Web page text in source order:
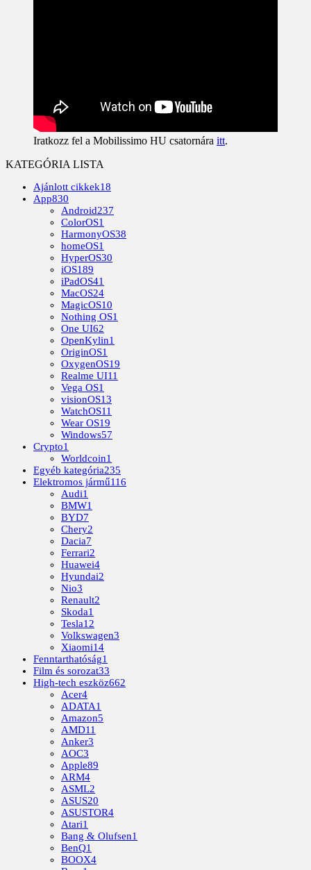
Iratkozz fel a Mobilissimo HU csatornára itt.
KATEGÓRIA LISTA
Ajánlott cikkek18
App830
Android237
ColorOS1
HarmonyOS38
homeOS1
HyperOS30
iOS189
iPadOS41
MacOS24
MagicOS10
Nothing OS1
One UI62
OpenKylin1
OriginOS1
OxygenOS19
Realme UI11
Vega OS1
visionOS13
WatchOS11
Wear OS19
Windows57
Crypto1
Worldcoin1
Egyéb kategória235
Elektromos jármű116
Audi1
BMW1
BYD7
Chery2
Dacia7
Ferrari2
Huawei4
Hyundai2
Nio3
Renault2
Skoda1
Tesla12
Volkswagen3
Xiaomi14
Fenntarthatóság1
Film és sorozat33
High-tech eszköz662
Acer4
ADATA1
Amazon5
AMD11
Anker3
AOC3
Apple89
ARM4
ASML2
ASUS20
ASUSTOR4
Atari1
Bang & Olufsen1
BenQ1
BOOX4